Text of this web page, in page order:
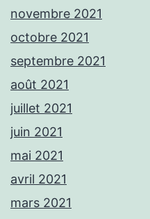
novembre 2021
octobre 2021
septembre 2021
août 2021
juillet 2021
juin 2021
mai 2021
avril 2021
mars 2021